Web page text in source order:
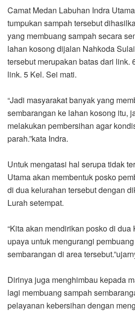
Camat Medan Labuhan Indra
tumpukan sampah tersebut
yang membuang sampah secara
lahan kosong dijalan Nahkoda
tersebut merupakan batas dari link.
link. 5 Kel. Sei mati.
“Jadi masyarakat banyak yang
sembarangan ke lahan kosong itu,
melakukan pembersihan agar
parah.”kata Indra.
Untuk mengatasi hal serupa tidak
Utama akan membentuk posko
di dua kelurahan tersebut dengan
Lurah setempat.
“Kita akan mendirikan posko di
upaya untuk mengurangi
sembarangan di area
Dirinya juga menghimbau kepada
lagi membuang sampah
pelayanan kebersihan dengan